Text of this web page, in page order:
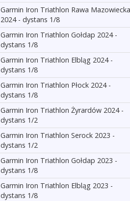
Garmin Iron Triathlon Rawa Mazowiecka
2024 - dystans 1/8
Garmin Iron Triathlon Gołdap 2024 -
dystans 1/8
Garmin Iron Triathlon Elbląg 2024 -
dystans 1/8
Garmin Iron Triathlon Płock 2024 -
dystans 1/8
Garmin Iron Triathlon Żyrardów 2024 -
dystans 1/2
Garmin Iron Triathlon Serock 2023 -
dystans 1/2
Garmin Iron Triathlon Gołdap 2023 -
dystans 1/8
Garmin Iron Triathlon Elbląg 2023 -
dystans 1/8